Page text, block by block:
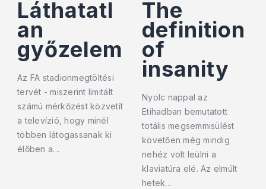
Láthatatl
an
győzelem
Az FA stadionmegtöltési
tervét - miszerint limitált
számú mérkőzést közvetít
a televízió, hogy minél
többen látogassanak ki
élőben a…
The
definition
of
insanity
Nyolc nappal az
Etihadban bemutatott
totális megsemmisülést
követően még mindig
nehéz volt leülni a
klaviatúra elé. Az elmúlt
hetek…